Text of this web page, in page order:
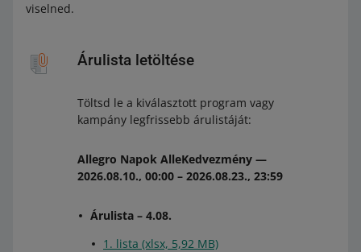
viselned.
Árulista letöltése
Töltsd le a kiválasztott program vagy
kampány legfrissebb árulistáját:
Allegro Napok AlleKedvezmény —
2026.08.10., 00:00 – 2026.08.23., 23:59
Árulista – 4.08.
1. lista (xlsx, 5,92 MB)